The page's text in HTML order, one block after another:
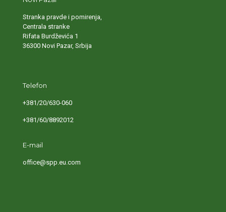
Stranka pravde i pomirenja,
Centrala stranke
Rifata Burdževića 1
36300 Novi Pazar, Srbija
Telefon
+381/20/630-060
+381/60/8892012
E-mail
office@spp.eu.com